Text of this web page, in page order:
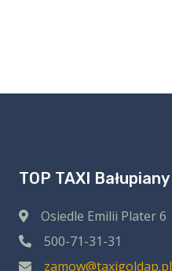
TOP TAXI Bałupiany
Osiedle Emilii Plater 6
500-71-31-31
zamow@taxigoldap.pl